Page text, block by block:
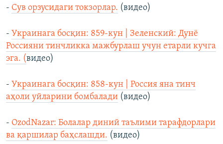
- Сув орзусидаги токзорлар. (видео)
- Украинага босқин: 859-кун | Зеленский: Дунё
Россияни тинчликка мажбурлаш учун етарли кучга
эга. (видео)
- Украинага босқин: 858-кун | Россия яна тинч
аҳоли уйларини бомбалади (видео)
- OzodNazar: Болалар диний таълими тарафдорлари
ва қаршилар баҳслашди. (видео)